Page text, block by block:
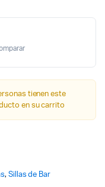
$
$
tienen este
en su carrito
, Sillas de Bar